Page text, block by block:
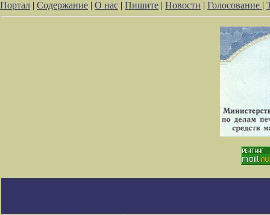
Портал | Содержание | О нас | Пишите | Новости | Голосование |